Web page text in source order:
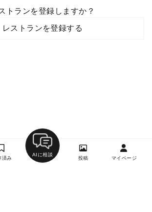
トランを登録しますか？
レストランを登録する
済み
AIに相談
投稿 マイページ